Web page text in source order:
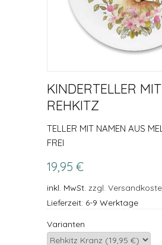
KINDERTELLER
REHKITZ
TELLER MIT NAMEN AUS
FREI
19,95 €
inkl. MwSt. zzgl.
Lieferzeit: 6-9 Werktage
Varianten